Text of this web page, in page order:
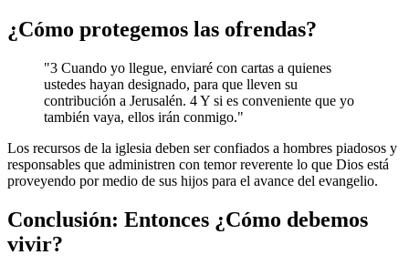
¿Cómo protegemos las ofrendas?
"3 Cuando yo llegue, enviaré con cartas a quienes
ustedes hayan designado, para que lleven su
contribución a Jerusalén. 4 Y si es conveniente que yo
también vaya, ellos irán conmigo."
Los recursos de la iglesia deben ser confiados a hombres piadosos y
responsables que administren con temor reverente lo que Dios está
proveyendo por medio de sus hijos para el avance del evangelio.
Conclusión: Entonces ¿Cómo debemos
vivir?